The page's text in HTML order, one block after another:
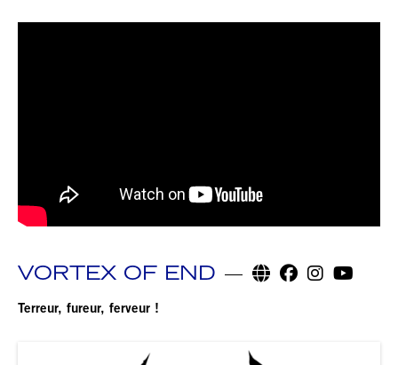
VORTEX OF END
Terreur, fureur, ferveur !